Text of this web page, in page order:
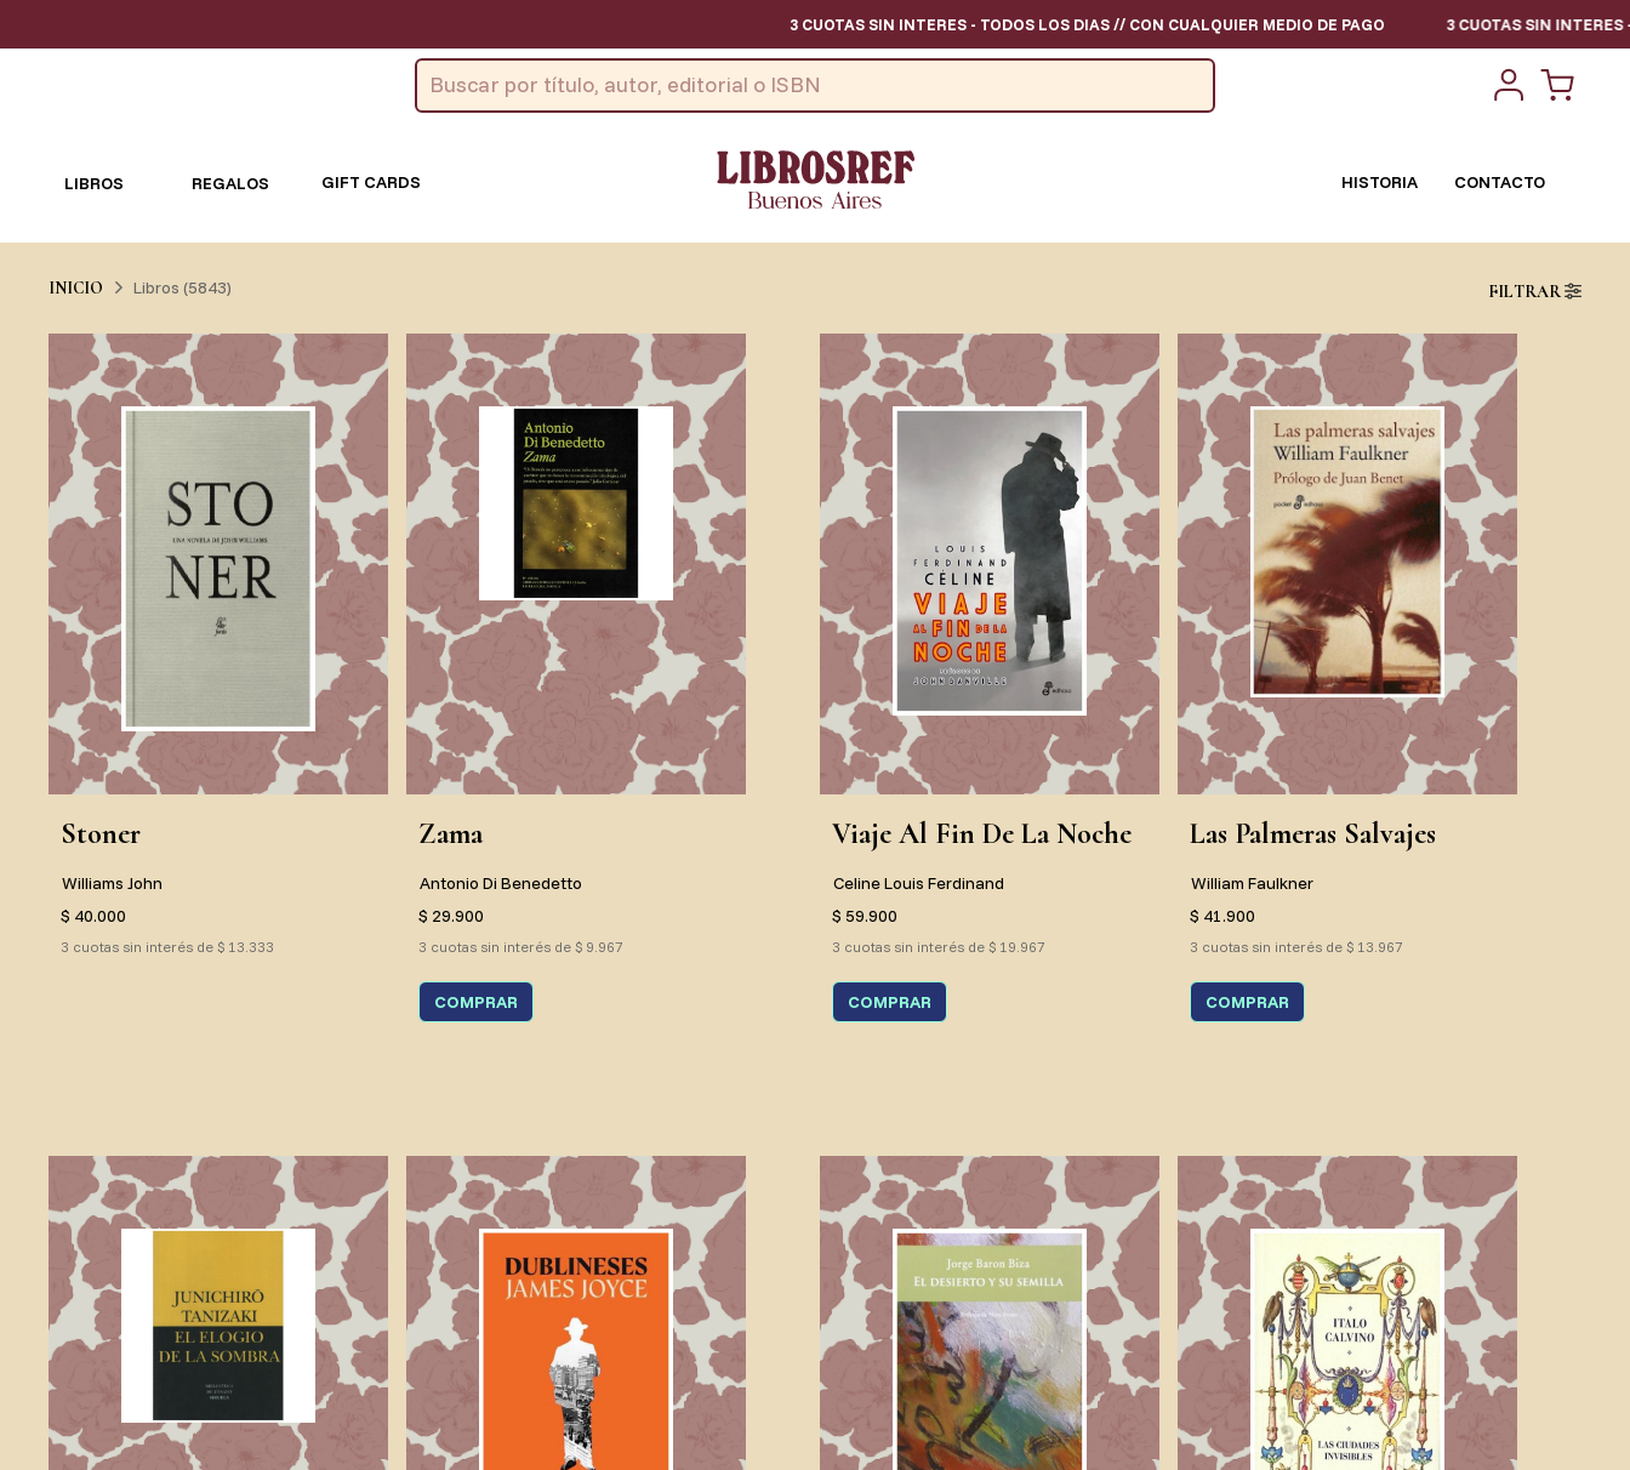
3 CUOTAS SIN INTERES - TODOS LOS DIAS // CON CUALQUIER MEDIO DE PAGO 3 CUOTAS SIN INTERES - TODOS LOS DIAS //
LIBROS REGALOS GIFT CARDS HISTORIA CONTACTO
FILTRAR
INICIO Libros (5843)
Stoner
Williams John
$ 40.000
3 cuotas sin interés de $ 13.333
Zama
Antonio Di Benedetto
$ 29.900
3 cuotas sin interés de $ 9.967
COMPRAR
Viaje Al Fin De La Noche
Celine Louis Ferdinand
$ 59.900
3 cuotas sin interés de $ 19.967
COMPRAR
Las Palmeras Salvajes
William Faulkner
$ 41.900
3 cuotas sin interés de $ 13.967
COMPRAR